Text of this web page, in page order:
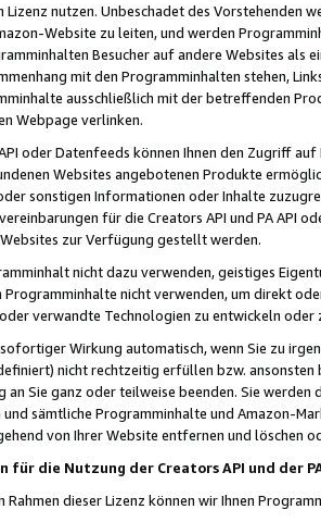
nutzen. Unbeschadet des Vorstehenden
Website zu leiten, und werden
Besucher auf andere Websites als
mit den Programminhalten stehen,
ausschließlich mit der betreffenden
Webpage verlinken.
oder Datenfeeds können Ihnen den Zugriff
Websites angebotenen Produkte
sonstigen Informationen oder Inhalte
für die Creators API und PA API
zur Verfügung gestellt werden.
nicht dazu verwenden, geistiges
Programminhalte nicht verwenden, um direkt
verwandte Technologien zu entwickeln
Wirkung automatisch, wenn Sie zu
nicht rechtzeitig erfüllen bzw. ansonsten
Sie ganz oder teilweise beenden. Sie werden
sämtliche Programminhalte und Amazon-
von Ihrer Website entfernen und löschen
für die Nutzung der Creators API und der
Rahmen dieser Lizenz können wir Ihnen